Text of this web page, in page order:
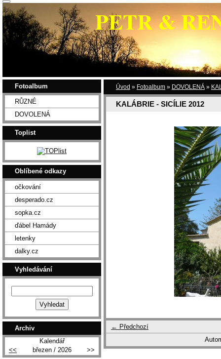
PETR &
Úvod » Fotoalbum » DOVOLENÁ »
KALÁBRIE - SICÍLIE 2012
← Předchozí
Fotoalbum
RŮZNÉ
DOVOLENÁ
Toplist
Oblíbené odkazy
očkování
desperado.cz
sopka.cz
ďábel Hamády
letenky
dalky.cz
Vyhledávání
Archiv
Kalendář
<<
březen / 2026 >>